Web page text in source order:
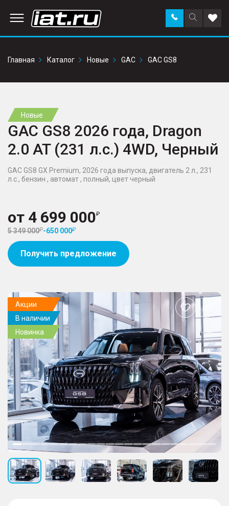
Поиск
по
Заказать
звонок в
Главная
Каталог Новые GAC GAC GS8
Новые
GAC GS8 2026 года, Dragon
2.0 AT (231 л.с.) 4WD, Черный
GAC GS8 GX Premium, 2026 года выпуска, двигатель 2 л., 231
л.с., бензин , автомат , полный, цвет черный
от 4 699 000
5 349 000 -650 000
Получить предложение
Акции
В наличии
Новинка
Добавить
в
избранное